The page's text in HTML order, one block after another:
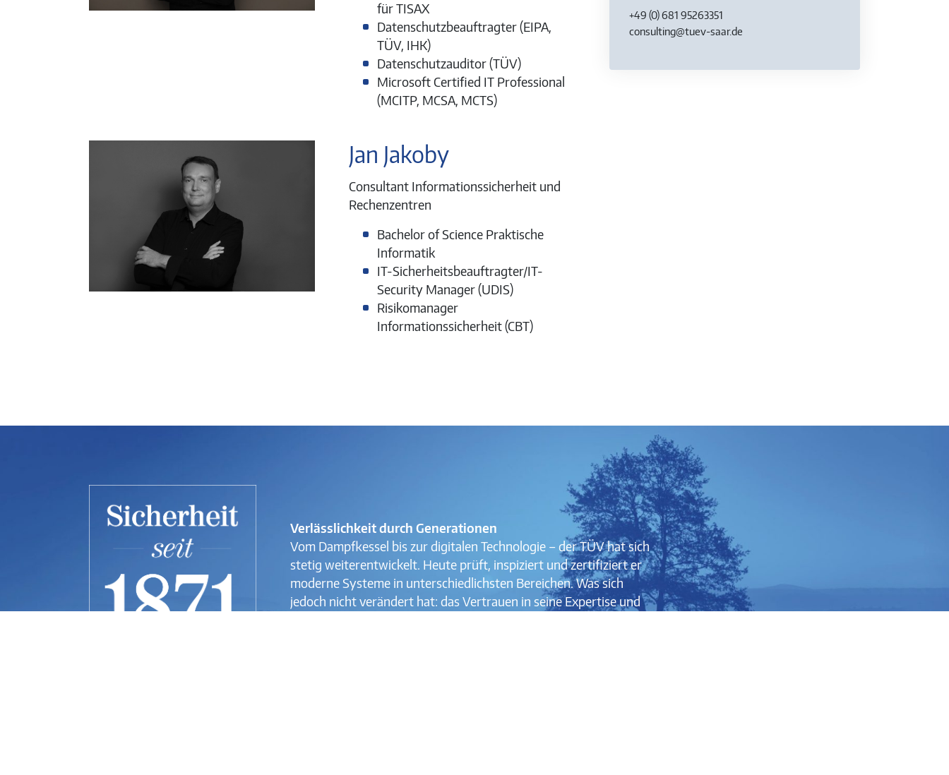
für TISAX
Datenschutzbeauftragter (EIPA,
TÜV, IHK)
Datenschutzauditor (TÜV)
Microsoft Certified IT Professional
(MCITP, MCSA, MCTS)
Jan Jakoby
Consultant Informationssicherheit und
Rechenzentren
Bachelor of Science Praktische
Informatik
IT-Sicherheitsbeauftragter/IT-
Security Manager (UDIS)
Risikomanager
Informationssicherheit (CBT)
+49 (0) 681 95263351
consulting@tuev-saar.de
Verlässlichkeit durch Generationen
Vom Dampfkessel bis zur digitalen Technologie – der TÜV hat sich
stetig weiterentwickelt. Heute prüft, inspiziert und zertifiziert er
moderne Systeme in unterschiedlichsten Bereichen. Was sich
jedoch nicht verändert hat: das Vertrauen in seine Expertise und